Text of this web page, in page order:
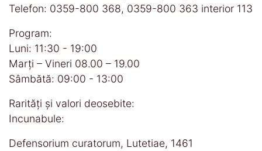
Telefon: 0359-800 368, 0359-800 363 interior 113
Program:
Luni: 11:30 - 19:00
Marți – Vineri 08.00 – 19.00
Sâmbătă: 09:00 - 13:00
Rarităţi şi valori deosebite:
Incunabule:
Defensorium curatorum, Lutetiae, 1461